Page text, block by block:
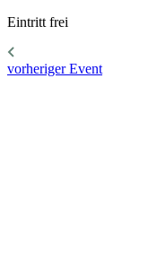
Eintritt frei
vorheriger Event